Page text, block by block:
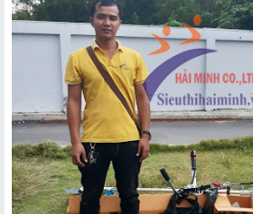
a. Thiết kế gọn nhẹ, thân thiện
b. Tính năng nổi bật của Oshima